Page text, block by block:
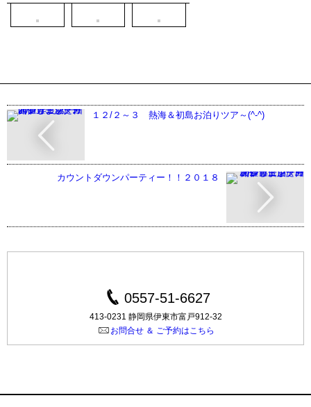
１２/２～３ 熱海＆初島お泊りツア～(^-^)
カウントダウンパーティー！！２０１８
0557-51-6627
413-0231 静岡県伊東市富戸912-32
お問合せ ＆ ご予約はこちら